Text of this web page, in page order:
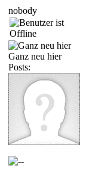
nobody
Ganz neu hier
Posts: